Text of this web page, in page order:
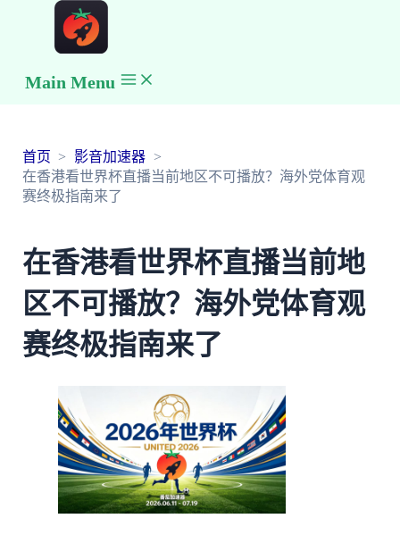
Main Menu
首页
影音加速器
在香港看世界杯直播当前地区不可播放？海外党体育观
赛终极指南来了
在香港看世界杯直播当前地
区不可播放？海外党体育观
赛终极指南来了